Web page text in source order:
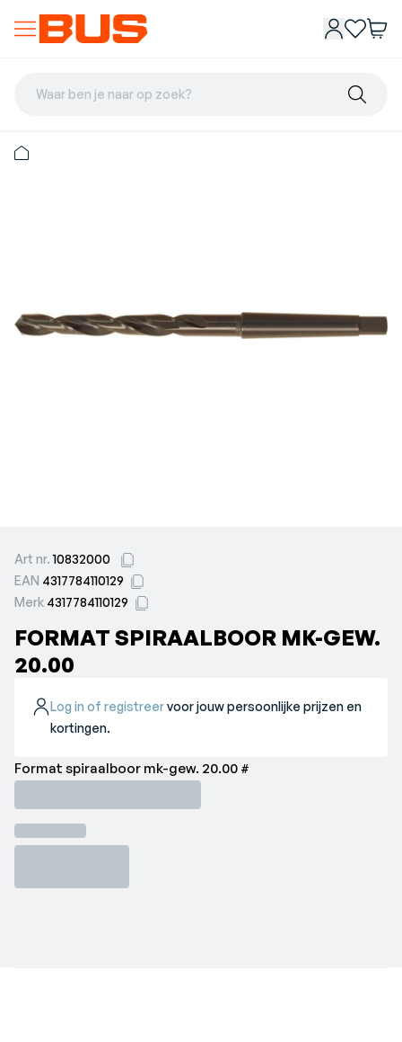
Waar ben je naar op zoek?
Art nr.10832000
EAN 4317784110129
Merk 4317784110129
FORMAT SPIRAALBOOR MK-GEW.
20.00
Log in of registreervoor jouw persoonlijke prijzen en
kortingen.
Format spiraalboor mk-gew. 20.00 #